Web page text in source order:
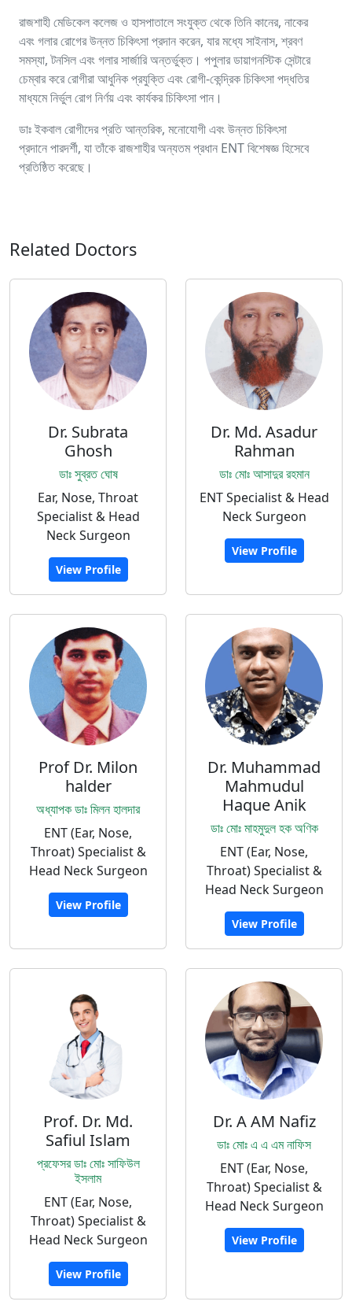
রাজশাহী মেডিকেল কলেজ ও হাসপাতালে সংযুক্ত থেকে তিনি কানের, নাকের
এবং গলার রোগের উন্নত চিকিৎসা প্রদান করেন, যার মধ্যে সাইনাস, শ্রবণ
সমস্যা, টনসিল এবং গলার সার্জারি অন্তর্ভুক্ত। পপুলার ডায়াগনস্টিক সেন্টারে
চেম্বার করে রোগীরা আধুনিক প্রযুক্তি এবং রোগী-কেন্দ্রিক চিকিৎসা পদ্ধতির
মাধ্যমে নির্ভুল রোগ নির্ণয় এবং কার্যকর চিকিৎসা পান।
ডাঃ ইকবাল রোগীদের প্রতি আন্তরিক, মনোযোগী এবং উন্নত চিকিৎসা
প্রদানে পারদর্শী, যা তাঁকে রাজশাহীর অন্যতম প্রধান ENT বিশেষজ্ঞ হিসেবে
প্রতিষ্ঠিত করেছে।
Related Doctors
Dr. Subrata
Ghosh
ডাঃ সুব্রত ঘোষ
Ear, Nose, Throat
Specialist & Head
Neck Surgeon
View Profile
Dr. Md. Asadur
Rahman
ডাঃ মোঃ আসাদুর রহমান
ENT Specialist & Head
Neck Surgeon
View Profile
Prof Dr. Milon
halder
অধ্যাপক ডাঃ মিলন হালদার
ENT (Ear, Nose,
Throat) Specialist &
Head Neck Surgeon
View Profile
Dr. Muhammad
Mahmudul
Haque Anik
ডাঃ মোঃ মাহমুদুল হক অণিক
ENT (Ear, Nose,
Throat) Specialist &
Head Neck Surgeon
View Profile
Prof. Dr. Md.
Safiul Islam
প্রফেসর ডাঃ মোঃ সাফিউল
ইসলাম
ENT (Ear, Nose,
Throat) Specialist &
Head Neck Surgeon
View Profile
Dr. A AM Nafiz
ডাঃ মোঃ এ এ এম নাফিস
ENT (Ear, Nose,
Throat) Specialist &
Head Neck Surgeon
View Profile